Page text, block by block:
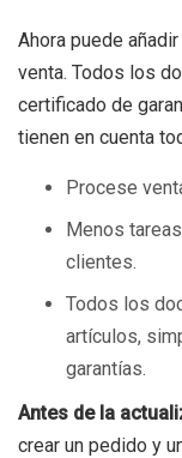
Ahora puede
venta. Todos los
certificado de
tienen en cuenta
Procese
Menos
clientes.
Todos los
artículos,
garantías.
Antes de la
crear un pedido y